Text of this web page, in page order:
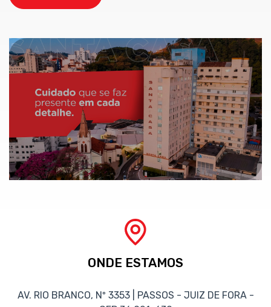
ONDE ESTAMOS
AV. RIO BRANCO, Nº 3353 | PASSOS - JUIZ DE FORA -